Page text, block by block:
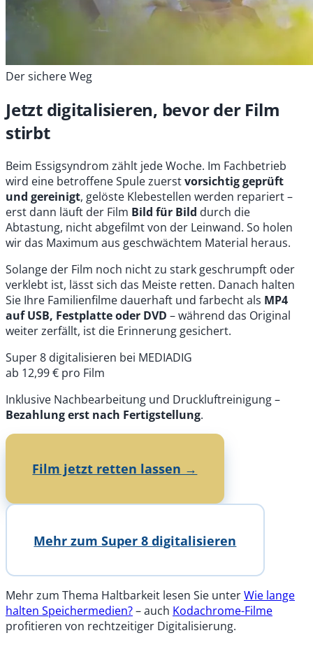
Der sichere Weg
Jetzt digitalisieren, bevor der Film
stirbt
Beim Essigsyndrom zählt jede Woche. Im Fachbetrieb
wird eine betroffene Spule zuerstvorsichtig geprüft
und gereinigt, gelöste Klebestellen werden repariert –
erst dann läuft der Film Bild für Bild durch die
Abtastung, nicht abgefilmt von der Leinwand. So holen
wir das Maximum aus geschwächtem Material heraus.
Solange der Film noch nicht zu stark geschrumpft oder
verklebt ist, lässt sich das Meiste retten. Danach halten
Sie Ihre Familienfilme dauerhaft und farbecht als MP4
auf USB, Festplatte oder DVD – während das Original
weiter zerfällt, ist die Erinnerung gesichert.
Super 8 digitalisieren bei MEDIADIG
ab 12,99 € pro Film
Inklusive Nachbearbeitung und Druckluftreinigung –
Bezahlung erst nach Fertigstellung.
Film jetzt retten lassen →
Mehr zum Super 8 digitalisieren
Mehr zum Thema Haltbarkeit lesen Sie unterWie lange
halten Speichermedien?– auch Kodachrome-Filme
profitieren von rechtzeitiger Digitalisierung.